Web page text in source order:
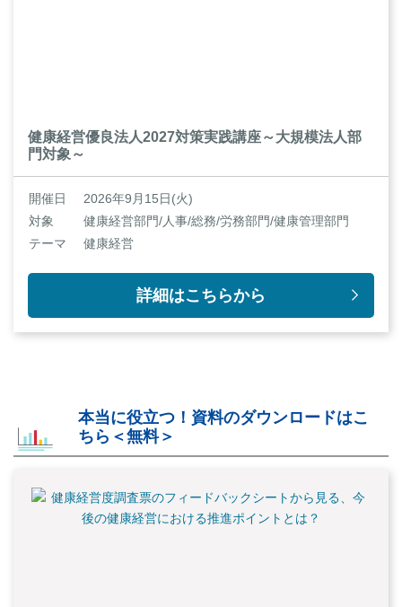
健康経営優良法人2027対策実践講座～大規模法人部
門対象～
開催日
2026年9月15日(火)
対象
健康経営部門/人事/総務/労務部門/健康管理部門
テーマ
健康経営
詳細はこちらから
本当に役立つ！資料のダウンロードはこ
ちら＜無料＞